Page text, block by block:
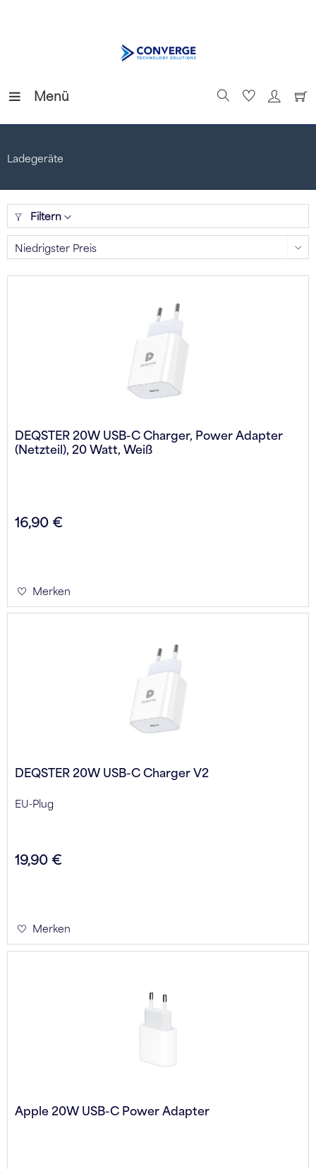
Menü
Ladegeräte
Filtern
DEQSTER 20W USB-C Charger, Power Adapter
(Netzteil), 20 Watt, Weiß
16,90 €
Merken
DEQSTER 20W USB-C Charger V2
EU-Plug
19,90 €
Merken
Apple 20W USB-C Power Adapter